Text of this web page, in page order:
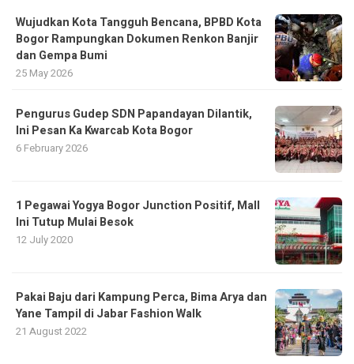
​Wujudkan Kota Tangguh Bencana, BPBD Kota
Bogor Rampungkan Dokumen Renkon Banjir
dan Gempa Bumi
25 May 2026
Pengurus Gudep SDN Papandayan Dilantik,
Ini Pesan Ka Kwarcab Kota Bogor
6 February 2026
1 Pegawai Yogya Bogor Junction Positif, Mall
Ini Tutup Mulai Besok
12 July 2020
Pakai Baju dari Kampung Perca, Bima Arya dan
Yane Tampil di Jabar Fashion Walk
21 August 2022